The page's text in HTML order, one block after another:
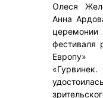
Олеся
Анна
церемонии
фестиваля
Европу»